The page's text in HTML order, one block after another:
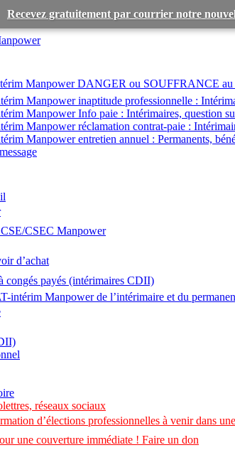
Manpower DANGER ou SOUFFRANCE au
Manpower inaptitude professionnelle :
Manpower Info paie : Intérimaires, question
Manpower réclamation contrat-paie :
Manpower entretien annuel : Permanents,
CSEC Manpower
d’achat
payés (intérimaires CDII)
intérim Manpower de l’intérimaire et du
réseaux sociaux
d’élections professionnelles à venir dans
une couverture immédiate ! Faire un don
Recevez gratuitement par courrier notre